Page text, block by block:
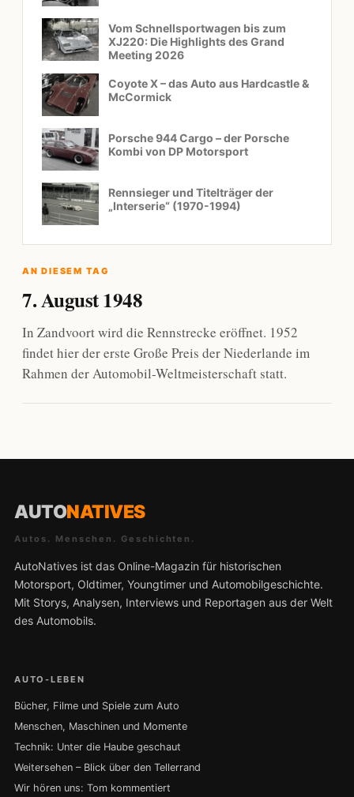
Vom Schnellsportwagen bis zum
XJ220: Die Highlights des Grand
Meeting 2026
Coyote X – das Auto aus Hardcastle &
McCormick
Porsche 944 Cargo – der Porsche
Kombi von DP Motorsport
Rennsieger und Titelträger der
„Interserie“ (1970-1994)
AN DIESEM TAG
7. August 1948
In Zandvoort wird die Rennstrecke eröffnet. 1952
findet hier der erste Große Preis der Niederlande im
Rahmen der Automobil-Weltmeisterschaft statt.
AUTONATIVES
Autos. Menschen. Geschichten.
AutoNatives ist das Online-Magazin für historischen
Motorsport, Oldtimer, Youngtimer und Automobilgeschichte.
Mit Storys, Analysen, Interviews und Reportagen aus der Welt
des Automobils.
AUTO-LEBEN
Bücher, Filme und Spiele zum Auto
Menschen, Maschinen und Momente
Technik: Unter die Haube geschaut
Weitersehen – Blick über den Tellerrand
Wir hören uns: Tom kommentiert